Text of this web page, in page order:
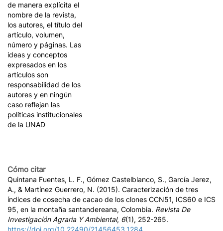
de manera explícita el
nombre de la revista,
los autores, el título del
artículo, volumen,
número y páginas. Las
ideas y conceptos
expresados en los
artículos son
responsabilidad de los
autores y en ningún
caso reflejan las
políticas institucionales
de la UNAD
Cómo citar
Quintana Fuentes, L. F., Gómez Castelblanco, S., García Jerez,
A., & Martínez Guerrero, N. (2015). Caracterización de tres
índices de cosecha de cacao de los clones CCN51, ICS60 e ICS
95, en la montaña santandereana, Colombia. Revista De
Investigación Agraria Y Ambiental, 6(1), 252-265.
https://doi.org/10.22490/21456453.1284